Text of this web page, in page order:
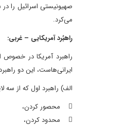
صهیونیستی اسرائیل را در
می‌کرد.
راهبُرد آمریکایی – غربی:
راهبرد آمریکا در
ایرانی‌هاست، این دو
الف) راهبرد اول که از
 محصور کردن،
 محدود کردن،